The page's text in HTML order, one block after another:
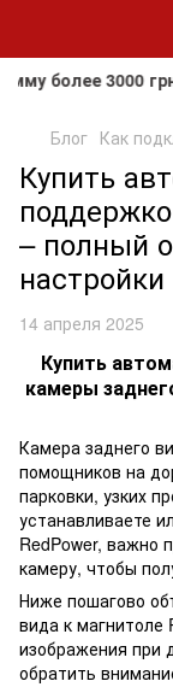
3000
Блог Как
Купить
– полный
настройки
14 апреля 2025
Купить
камеры
Камера заднего
помощников на
парковки, узких
устанавливаете
RedPower, важно
камеру, чтобы
Ниже пошагово
вида к магнитоле
изображения при
обратить